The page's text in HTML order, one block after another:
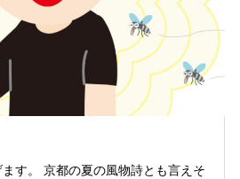
す。 京都の夏の風物詩とも言えそ